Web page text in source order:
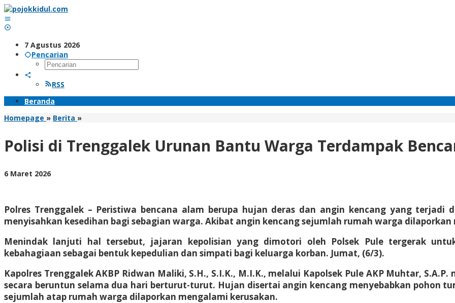
Lewati
ke
konten
7 Agustus 2026
Pencarian
RSS
Beranda
Homepage » Berita »Polisi
Urunan
Bantu
Kencang
Polisi di Trenggalek Urunan Bantu Warga Terdampak
6 Maret 2026oleh
Polres Trenggalek – Peristiwa bencana alam berupa hujan deras dan angin kencang yang terjadi
menyisahkan kesedihan bagi sebagian warga. Akibat angin kencang sejumlah rumah warga
Menindak lanjuti hal tersebut, jajaran kepolisian yang dimotori oleh Polsek Pule tergerak
kebahagiaan sebagai bentuk kepedulian dan simpati bagi keluarga korban. Jumat, (6/3).
Kapolres Trenggalek AKBP Ridwan Maliki, S.H., S.I.K., M.I.K., melalui Kapolsek Pule AKP Muhtar,
secara beruntun selama dua hari berturut-turut. Hujan disertai angin kencang menyebabkan pohon
sejumlah atap rumah warga dilaporkan mengalami kerusakan.